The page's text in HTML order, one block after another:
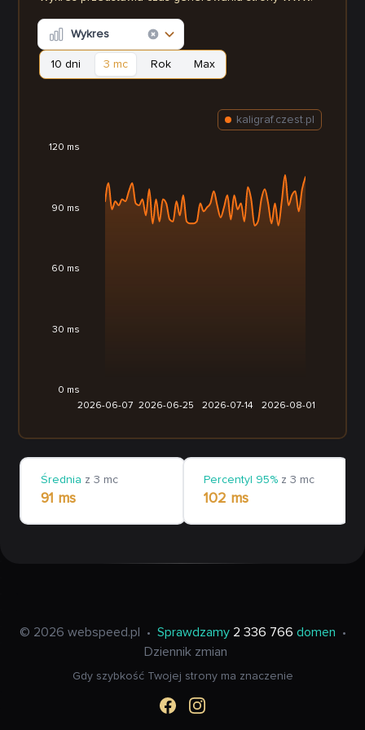
Wykres
10 dni 3 mc Rok Max
2026-06-07 2026-06-25 2026-07-14 2026-08-01
0 ms
30 ms
60 ms
90 ms
120 ms
kaligraf.czest.pl
Średnia z 3 mc
91 ms
Percentyl 95% z 3 mc
102 ms
© 2026 webspeed.pl • Sprawdzamy 2 336 766 domen
•
Dziennik zmian
Gdy szybkość Twojej strony ma znaczenie